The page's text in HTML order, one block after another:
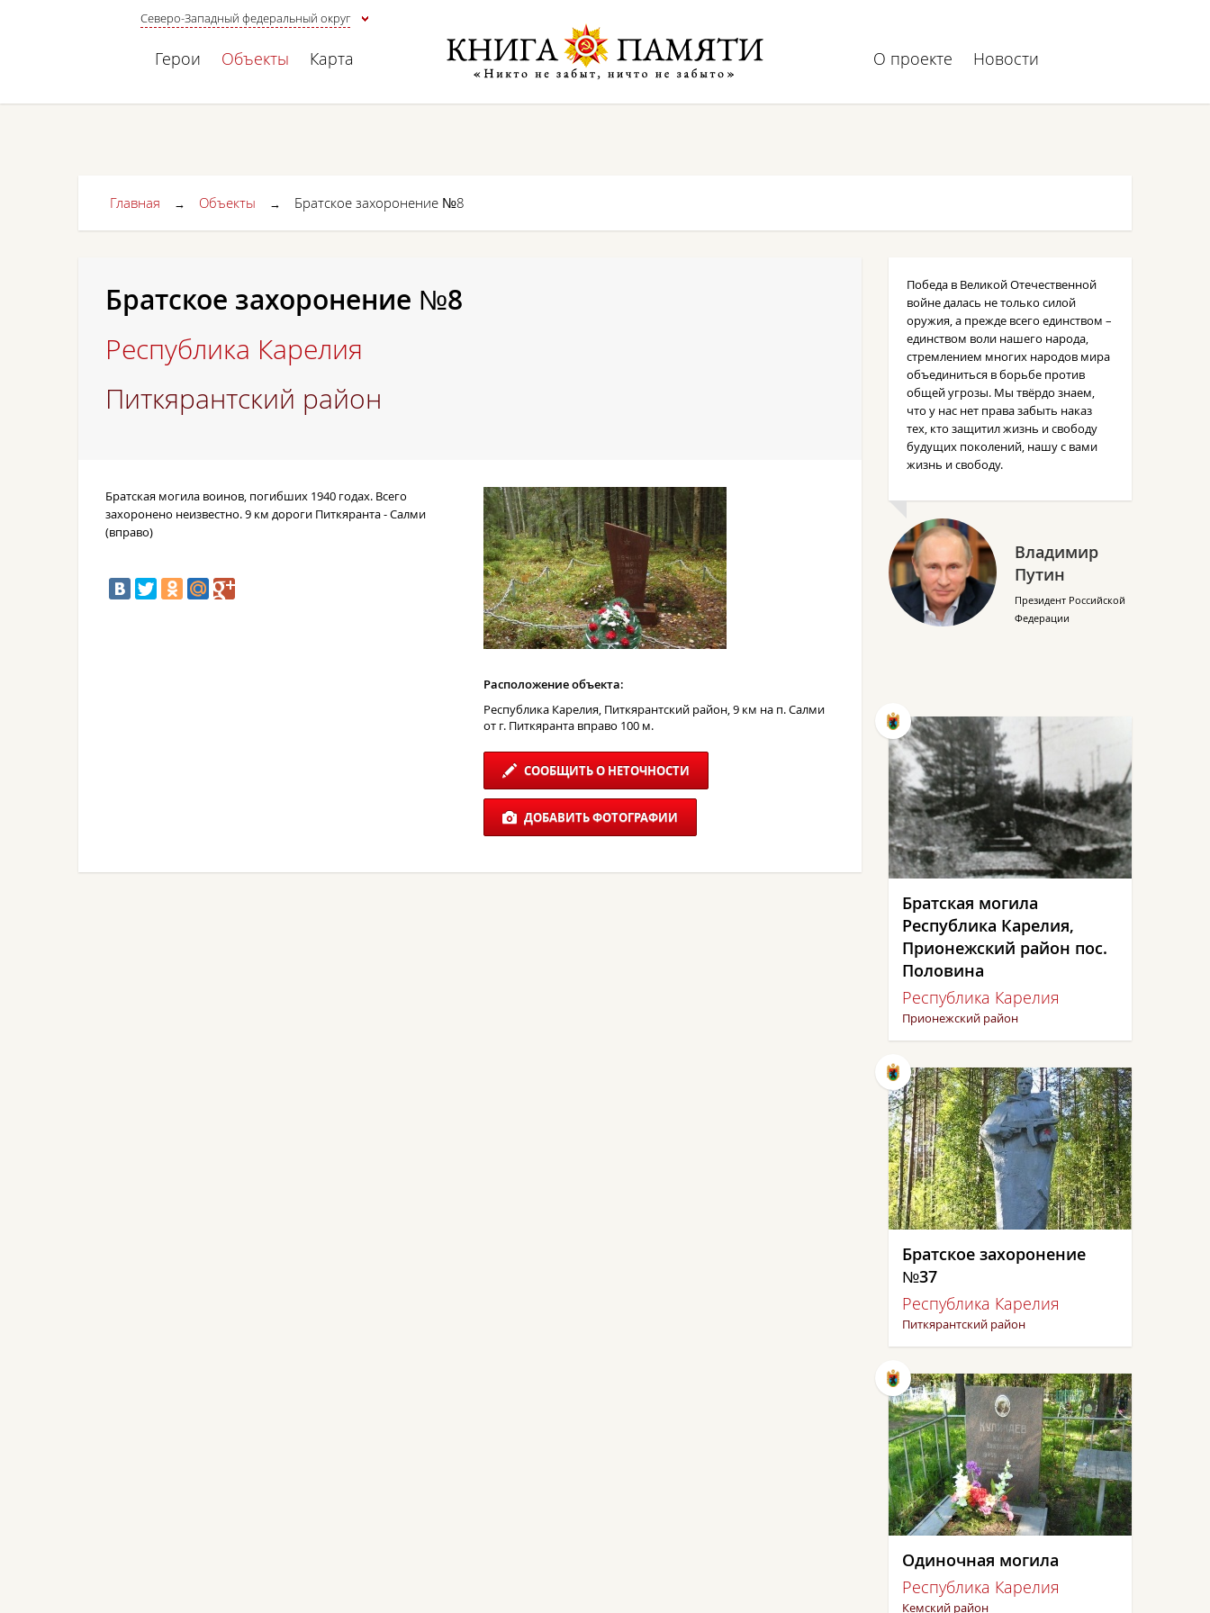
Северо-Западный федеральный округ
Герои Объекты Карта О проекте Новости
Главная → Объекты → Братское захоронение №8
Братское захоронение №8
Республика Карелия
Питкярантский район
Братская могила воинов, погибших 1940 годах. Всего
захоронено неизвестно. 9 км дороги Питкяранта - Салми
(вправо)
Расположение объекта:
Республика Карелия, Питкярантский район, 9 км на п. Салми
от г. Питкяранта вправо 100 м.
СООБЩИТЬ О НЕТОЧНОСТИ
ДОБАВИТЬ ФОТОГРАФИИ
Победа в Великой Отечественной
войне далась не только силой
оружия, а прежде всего единством –
единством воли нашего народа,
стремлением многих народов мира
объединиться в борьбе против
общей угрозы. Мы твёрдо знаем,
что у нас нет права забыть наказ
тех, кто защитил жизнь и свободу
будущих поколений, нашу с вами
жизнь и свободу.
Владимир
Путин
Президент Российской
Федерации
Братская могила
Республика Карелия,
Прионежский район пос.
Половина
Республика Карелия
Прионежский район
Братское захоронение
№37
Республика Карелия
Питкярантский район
Одиночная могила
Республика Карелия
Кемский район